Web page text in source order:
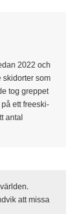
2022 och
skidorter som
tog greppet
ett freeski-
antal
att missa